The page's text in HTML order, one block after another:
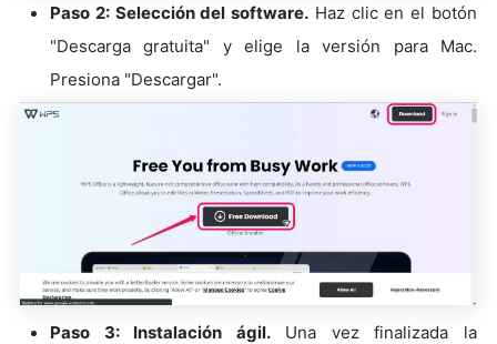
Paso 2: Selección del software. Haz clic en el botón
"Descarga gratuita" y elige la versión para Mac.
Presiona "Descargar".
Paso 3: Instalación ágil.Una vez finalizada la